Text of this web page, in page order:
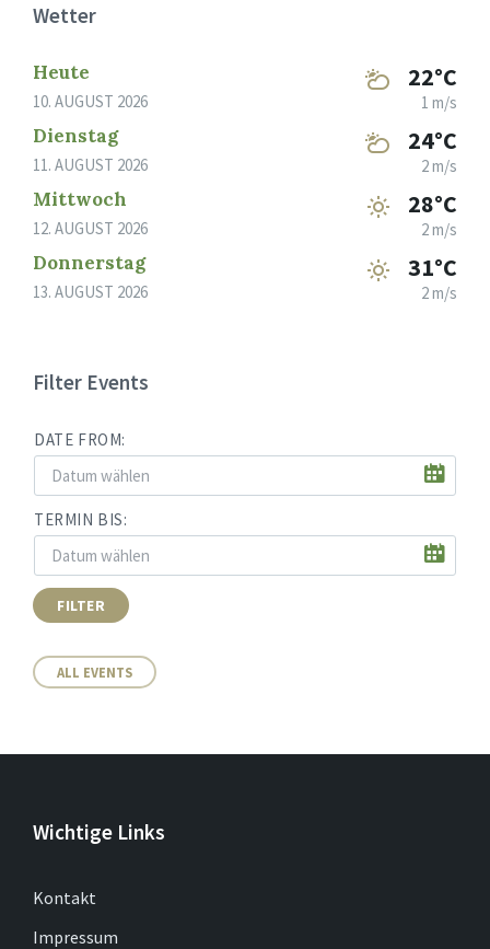
Wetter
Heute
10. AUGUST 2026
22°C
1 m/s
Dienstag
11. AUGUST 2026
24°C
2 m/s
Mittwoch
12. AUGUST 2026
28°C
2 m/s
Donnerstag
13. AUGUST 2026
31°C
2 m/s
Filter Events
DATE FROM:
TERMIN BIS:
FILTER
ALL EVENTS
Wichtige Links
Kontakt
Impressum